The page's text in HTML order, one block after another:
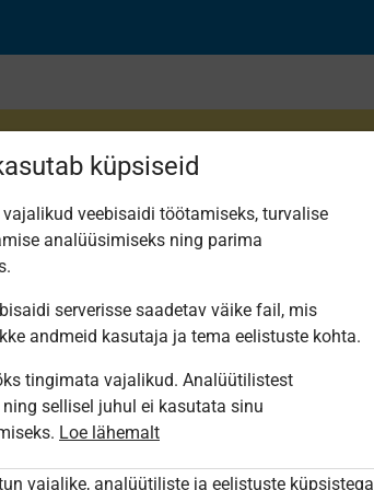
2024/25”
küpsiseid
veebisaidi töötamiseks, turvalise
analüüsimiseks ning parima
serverisse saadetav väike fail, mis
andmeid kasutaja ja tema eelistuste kohta.
tingimata vajalikud. Analüütilistest
sellisel juhul ei kasutata sinu
Loe lähemalt
vajalike, analüütiliste ja eelistuste küpsistega